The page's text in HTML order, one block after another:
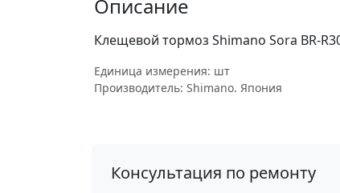
Описание
Клещевой тормоз Shimano Sora BR-
Единица измерения: шт
Производитель: Shimano. Япония
Консультация по ремонту